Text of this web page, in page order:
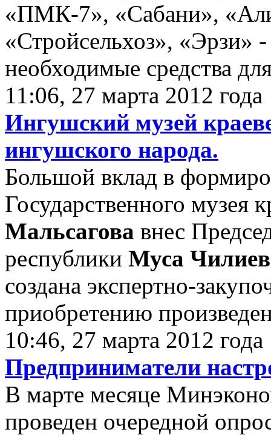
«ПМК-7», «Сабани»,
«Стройсельхоз», «Эрзи»
необходимые средства
11:06, 27 марта 2012 года
Ингушский музей
ингушского народа.
Большой вклад в
Государственного музея
Мальсагова внес
республики Муса Чилиев
создана экспертно-
приобретению
10:46, 27 марта 2012 года
Предприниматели
В марте месяце
проведен очередной